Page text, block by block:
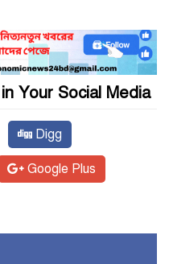
Your Social Media
Digg
Google Plus